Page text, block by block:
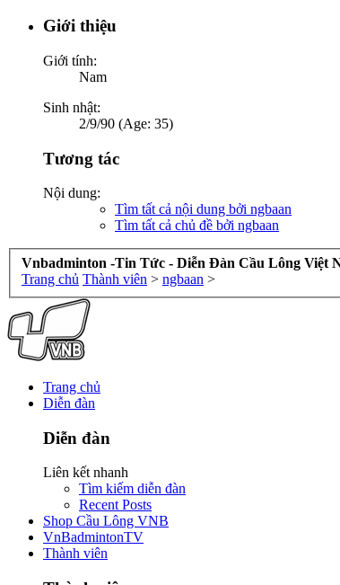
Giới thiệu
Giới tính:
Nam
Sinh nhật:
2/9/90 (Age: 35)
Tương tác
Nội dung:
Tìm tất cả nội dung bởi ngbaan
Tìm tất cả chủ đề bởi ngbaan
Vnbadminton -Tin Tức - Diễn Đàn Cầu Lông Việt
Trang chủ Thành viên > ngbaan >
Trang chủ
Diễn đàn
Diễn đàn
Liên kết nhanh
Tìm kiếm diễn đàn
Recent Posts
Shop Cầu Lông VNB
VnBadmintonTV
Thành viên